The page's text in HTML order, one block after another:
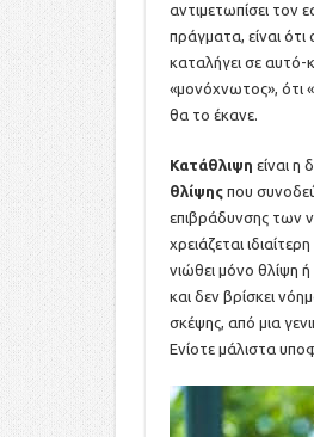
αντιμετωπίσει τον
πράγματα, είναι
καταλήγει σε αυτό-
«μονόχνωτος», ότι
θα το έκανε.
Κατάθλιψη είναι η
θλίψης που
επιβράδυνσης των
χρειάζεται
νιώθει µόνο θλίψη
και δεν βρίσκει
σκέψης, από µια
Ενίοτε µάλιστα